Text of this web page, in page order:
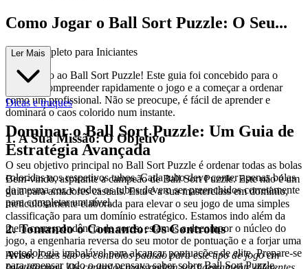
Como Jogar o Ball Sort Puzzle: O Seu...
Guia Completo para Iniciantes
Bem-vindo ao Ball Sort Puzzle! Este guia foi concebido para o
ajudar a compreender rapidamente o jogo e a começar a ordenar
como um profissional. Não se preocupe, é fácil de aprender e
dominará o caos colorido num instante.
1. A Sua Missão: O Objetivo
O seu objetivo principal no Ball Sort Puzzle é ordenar todas as bolas
coloridas nos respetivos tubos. Cada tubo deve conter apenas bolas
da mesma cor, e todos os tubos devem ser preenchidos corretamente
para completar um nível.
2. Tomando o Comando: Os Controlos
Aviso: Estes são os controlos padrão para este tipo de jogo em
Ler Mais
Dicas e truques
Dominar o Ball Sort Puzzle: Um Guia de
Estratégia Avançada
Bem-vindo, aspirante a campeão de Ball Sort Puzzle. Este não é um
guia para amadores casuais. Esta é a sua masterclass em domínio,
meticulosamente elaborada para elevar o seu jogo de uma simples
classificação para um domínio estratégico. Estamos indo além da
mera correspondência de cores; estamos a decompor o núcleo do
jogo, a engenharia reversa do seu motor de pontuação e a forjar uma
metodologia inabalável para alcançar pontuações de elite. Prepare-se
para repensar tudo o que pensava saber sobre Ball Sort Puzzle.